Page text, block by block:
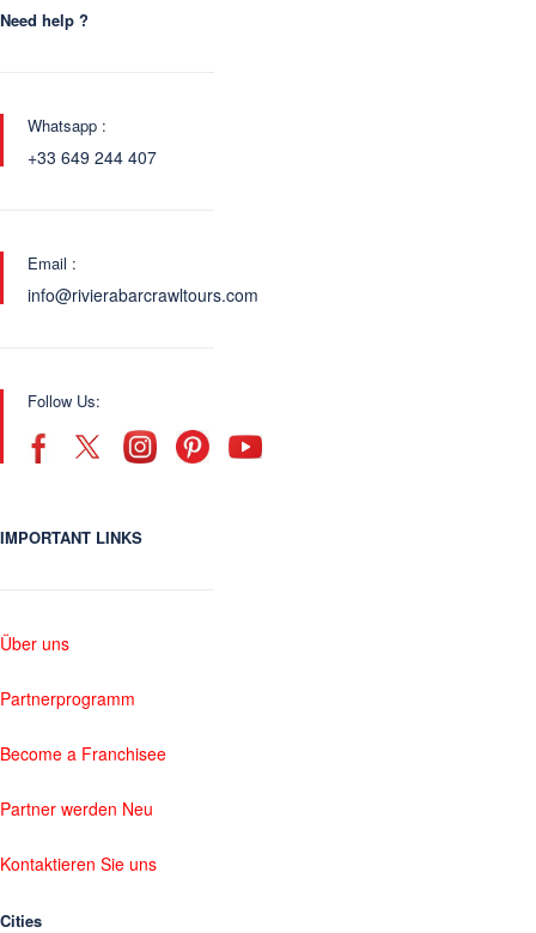
Need help ?
Whatsapp :
+33 649 244 407
Email :
info@rivierabarcrawltours.com
Follow Us:
IMPORTANT LINKS
Über uns
Partnerprogramm
Become a Franchisee
Partner werden Neu
Kontaktieren Sie uns
Cities